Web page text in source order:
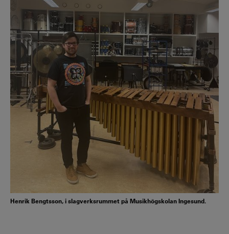
Henrik Bengtsson, i slagverksrummet på Musikhögskolan Ingesund.